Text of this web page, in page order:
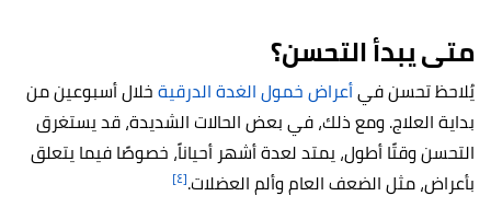
متى يبدأ التحسن؟
يُلاحظ تحسن فيأعراض خمول الغدة الدرقيةخلال أسبوعين من
بداية العلاج. ومع ذلك، في بعض الحالات الشديدة، قد يستغرق
التحسن وقتًا أطول، يمتد لعدة أشهر أحياناً، خصوصًا فيما يتعلق
بأعراض، مثل الضعف العام وألم العضلات.[٤]